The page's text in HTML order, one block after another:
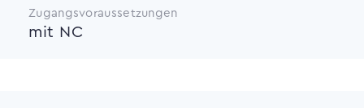
Zugangsvoraussetzungen
mit NC